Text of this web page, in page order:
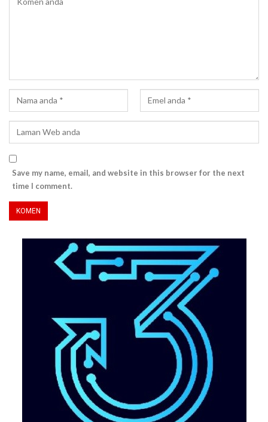
Save my name, email, and website in this browser for the next
time I comment.